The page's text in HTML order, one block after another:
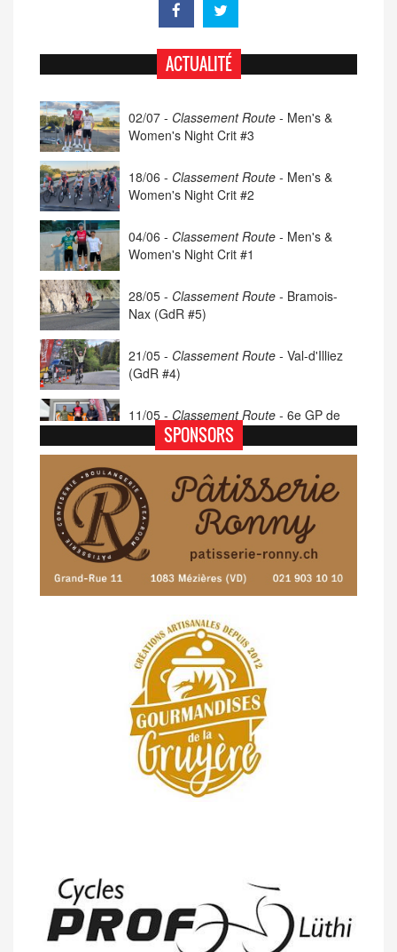
ACTUALITÉ
02/07 - Classement Route - Men's &
Women's Night Crit #3
18/06 - Classement Route - Men's &
Women's Night Crit #2
04/06 - Classement Route - Men's &
Women's Night Crit #1
28/05 - Classement Route - Bramois-
Nax (GdR #5)
21/05 - Classement Route - Val-d'Illiez
(GdR #4)
11/05 - Classement Route - 6e GP de
Porsel (TdC #4)
07/05 - Classement Route -
Blonay-Les
Pléiades (GdR #3)
23/04 - Classement Route -4e Pringy -
Moléson (TdC #3)
14/04 -Photos -Les photos du 5e GP
14/04 -Classement Route -
Semsales (TdC #2)
SPONSORS